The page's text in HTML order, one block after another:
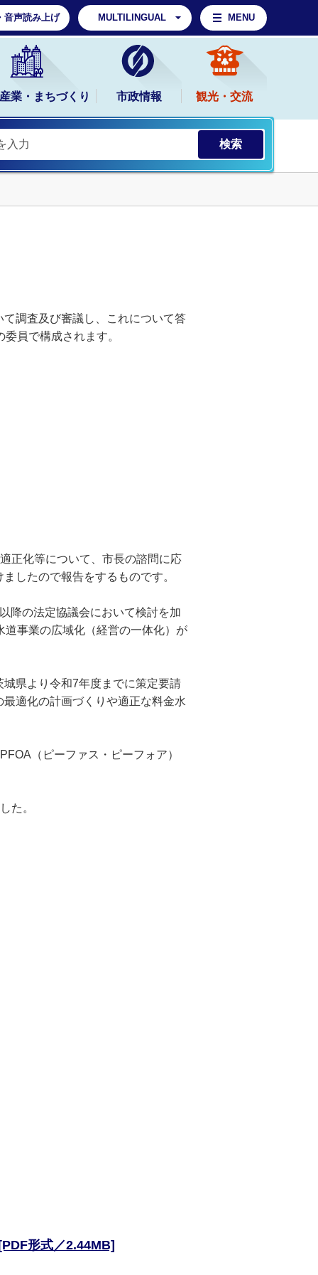
音声読み上げ MULTILINGUAL MENU
業・まちづくり 市政情報 観光・交流
調査及び審議し、これについて答
員で構成されます。
正化等について、市長の諮問に応
したので報告をするものです。
降の法定協議会において検討を加
事業の広域化（経営の一体化）が
県より令和7年度までに策定要請
適化の計画づくりや適正な料金水
（ピーファス・ピーフォア）
た。
形式／2.44MB]